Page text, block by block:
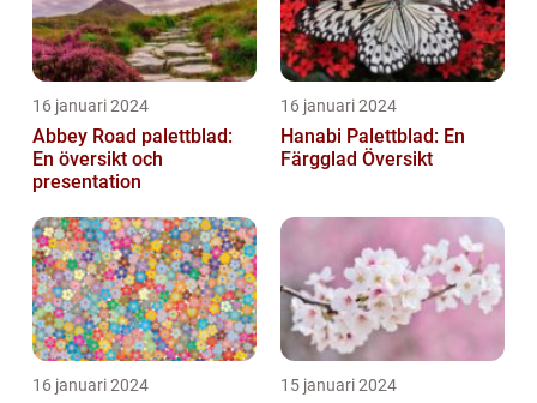
16 januari 2024
Abbey Road palettblad:
En översikt och
presentation
16 januari 2024
Hanabi Palettblad: En
Färgglad Översikt
16 januari 2024 15 januari 2024